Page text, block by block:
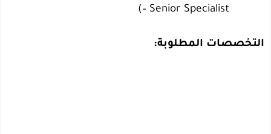
– Senior Specialist)
التخصصات المطلوبة: